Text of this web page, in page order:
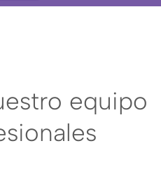
equipo